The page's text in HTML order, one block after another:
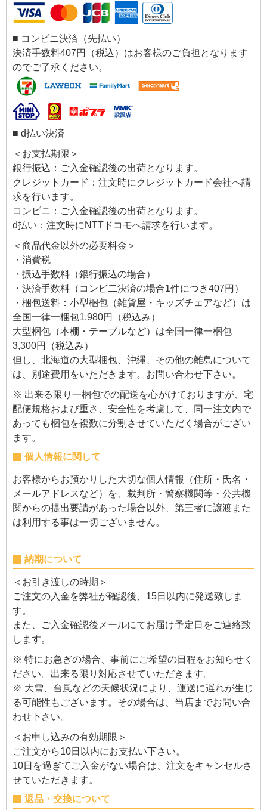
■ コンビニ決済（先払い）
決済手数料407円（税込）はお客様のご負担となります
のでご了承ください。
■ d払い決済
＜お支払期限＞
銀行振込：ご入金確認後の出荷となります。
クレジットカード：注文時にクレジットカード会社へ請
求を行います。
コンビニ：ご入金確認後の出荷となります。
d払い：注文時にNTTドコモへ請求を行います。
＜商品代金以外の必要料金＞
・消費税
・振込手数料（銀行振込の場合）
・決済手数料（コンビ二決済の場合1件につき407円）
・梱包送料：小型梱包（雑貨屋・キッズチェアなど）は
全国一律一梱包1,980円（税込み）
大型梱包（本棚・テーブルなど）は全国一律一梱包
3,300円（税込み）
但し、北海道の大型梱包、沖縄、その他の離島について
は、別途費用をいただきます。お問い合わせ下さい。
※ 出来る限り一梱包での配送を心がけておりますが、宅
配便規格および重さ、安全性を考慮して、同一注文内で
あっても梱包を複数に分割させていただく場合がござい
ます。
個人情報に関して
お客様からお預かりした大切な個人情報（住所・氏名・
メールアドレスなど）を、裁判所・警察機関等・公共機
関からの提出要請があった場合以外、第三者に譲渡また
は利用する事は一切ございません。
納期について
＜お引き渡しの時期＞
ご注文の入金を弊社が確認後、15日以内に発送致しま
す。
また、ご入金確認後メールにてお届け予定日をご連絡致
します。
※ 特にお急ぎの場合、事前にご希望の日程をお知らせく
ださい。出来る限り対応させていただきます。
※ 大雪、台風などの天候状況により、運送に遅れが生じ
る可能性もございます。その場合は、当店までお問い合
わせ下さい。
＜お申し込みの有効期限＞
ご注文から10日以内にお支払い下さい。
10日を過ぎてご入金がない場合は、注文をキャンセルさ
せていただきます。
返品・交換について